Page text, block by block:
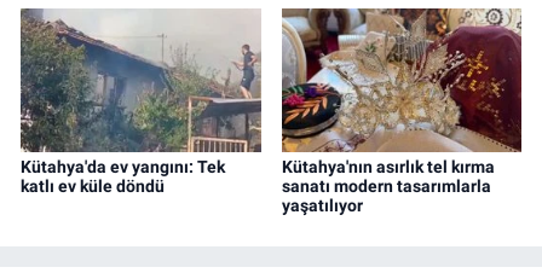
Kütahya'da ev yangını: Tek
katlı ev küle döndü
Kütahya'nın asırlık tel kırma
sanatı modern tasarımlarla
yaşatılıyor